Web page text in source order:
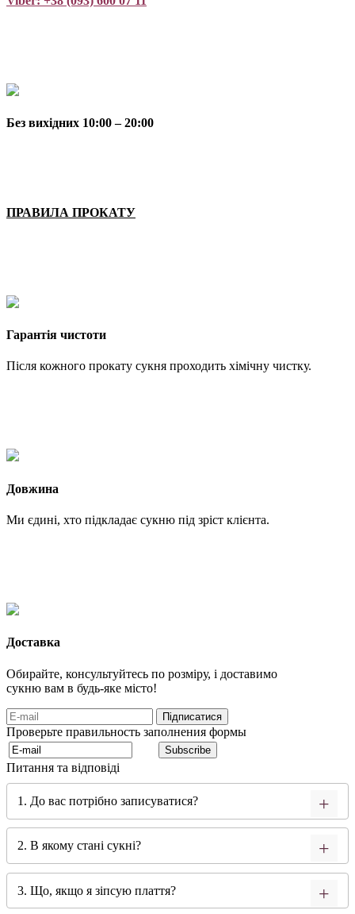
Без вихідних 10:00 – 20:00
ПРАВИЛА ПРОКАТУ
Гарантія чистоти
Після кожного прокату сукня проходить хімічну чистку.
Довжина
Ми єдині, хто підкладає сукню під зріст клієнта.
Доставка
Обирайте, консультуйтесь по розміру, і доставимо
сукню вам в будь-яке місто!
Проверьте правильность заполнения формы
Питання та відповіді
1. До вас потрібно записуватися?
2. В якому стані сукні?
3. Що, якщо я зіпсую плаття?